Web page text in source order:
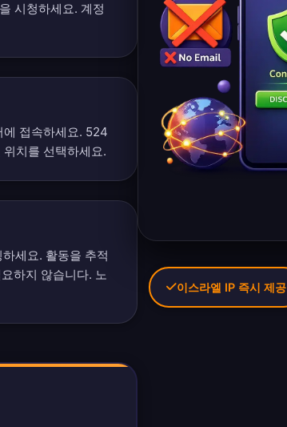
시청하세요. 계정
접속하세요. 524
치를 선택하세요.
세요. 활동을 추적
하지 않습니다. 노
이스라엘 IP 즉시 제공